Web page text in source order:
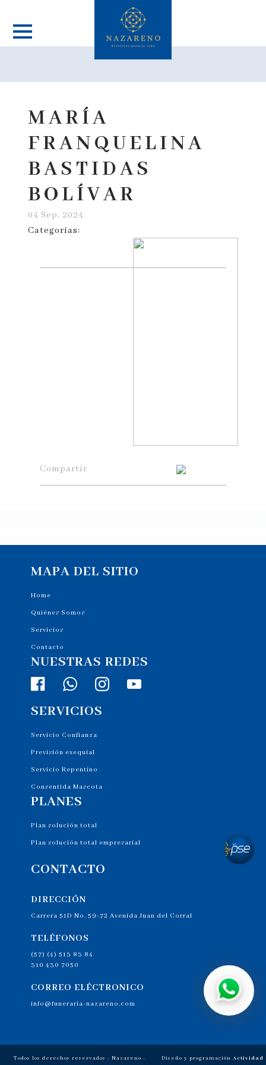
MARÍA
FRANQUELINA
BASTIDAS
BOLÍVAR
04 Sep, 2024
Categorías:
Compartir
MAPA DEL SITIO
Home
Quiénes Somos
Servicios
Contacto
NUESTRAS REDES
SERVICIOS
Servicio Confianza
Previsión exequial
Servicio Repentino
Consentida Mascota
PLANES
Plan solución total
Plan solución total empresarial
CONTACTO
DIRECCIÓN
Carrera 51D No. 59-72 Avenida Juan del Corral
TELÉFONOS
(57) (4) 513 83 84
310 430 7050
CORREO ELÉCTRONICO
info@funeraria-nazareno.com
Todos los derechos reservados - Nazareno -
Diseño y programación Actividad